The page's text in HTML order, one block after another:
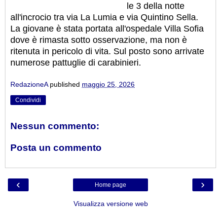
le 3 della notte
all'incrocio tra via La Lumia e via Quintino Sella.
La giovane è stata portata all'ospedale Villa Sofia
dove è rimasta sotto osservazione, ma non è
ritenuta in pericolo di vita. Sul posto sono arrivate
numerose pattuglie di carabinieri.
RedazioneA published maggio 25, 2026
Condividi
Nessun commento:
Posta un commento
‹ ›
Home page
Visualizza versione web